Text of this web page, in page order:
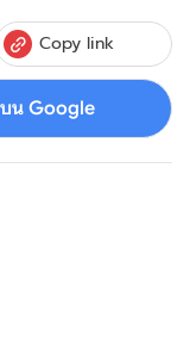
Copy link
บน Google